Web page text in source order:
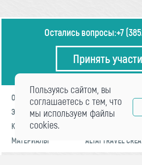
Остались вопросы:+7
Принять
О ФОРУМЕ
ПРОГРАММА
ЭКСПЕРТЫ
НОВОСТИ
КОНТАКТЫ
МАТЕРИАЛЫ
ALTAI TRAVEL
Пользуясь сайтом, вы
соглашаетесь с тем, что
мы используем файлы
cookies.